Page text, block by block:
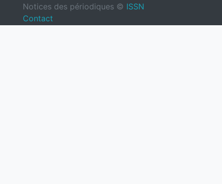
Notices des périodiques © ISSN
Contact